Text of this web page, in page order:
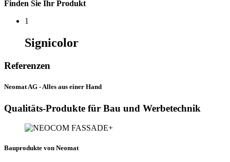
Finden Sie Ihr Produkt
1
Signicolor
Referenzen
Neomat AG - Alles aus einer Hand
Qualitäts-Produkte für Bau und Werbetechnik
Bauprodukte von Neomat